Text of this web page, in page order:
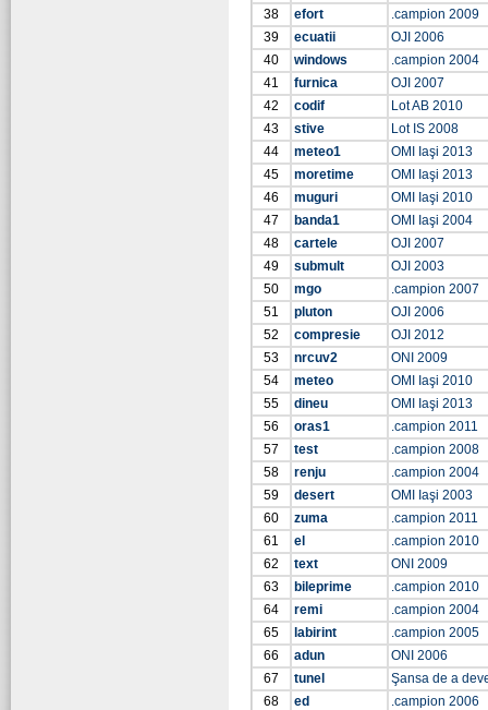
38
efort
.campion 2009
39
ecuatii
OJI 2006
40
windows
.campion 2004
41
furnica
OJI 2007
42
codif
Lot AB 2010
43
stive
Lot IS 2008
44
meteo1
OMI Iaşi 2013
45
moretime
OMI Iaşi 2013
46
muguri
OMI Iaşi 2010
47
banda1
OMI Iaşi 2004
48
cartele
OJI 2007
49
submult
OJI 2003
50
mgo
.campion 2007
51
pluton
OJI 2006
52
compresie
OJI 2012
53
nrcuv2
ONI 2009
54
meteo
OMI Iaşi 2010
55
dineu
OMI Iaşi 2013
56
oras1
.campion 2011
57
test
.campion 2008
58
renju
.campion 2004
59
desert
OMI Iaşi 2003
60
zuma
.campion 2011
61
el
.campion 2010
62
text
ONI 2009
63
bileprime
.campion 2010
64
remi
.campion 2004
65
labirint
.campion 2005
66
adun
ONI 2006
67
tunel
Şansa de a
68
ed
.campion 2006